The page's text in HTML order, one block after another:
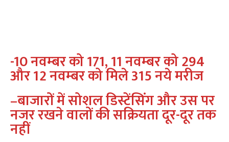
-10 नवम्‍बर को 171, 11 नवम्‍बर को 294
और 12 नवम्‍बर को मिले 315 नये मरीज
–बाजारों में सोशल डिस्टेंसिंग और उस पर
नजर रखने वालों की सक्रियता दूर-दूर तक
नहीं